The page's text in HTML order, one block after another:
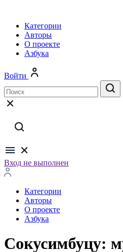
Категории
Авторы
О проекте
Азбука
Войти
Вход не выполнен
Категории
Авторы
О проекте
Азбука
Сокусимбуцу: